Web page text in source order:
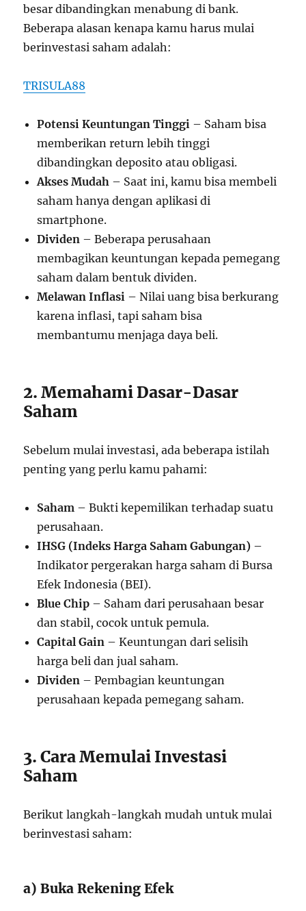
besar dibandingkan menabung di bank.
Beberapa alasan kenapa kamu harus mulai
berinvestasi saham adalah:
TRISULA88
Potensi Keuntungan Tinggi – Saham bisa
memberikan return lebih tinggi
dibandingkan deposito atau obligasi.
Akses Mudah – Saat ini, kamu bisa membeli
saham hanya dengan aplikasi di
smartphone.
Dividen – Beberapa perusahaan
membagikan keuntungan kepada pemegang
saham dalam bentuk dividen.
Melawan Inflasi – Nilai uang bisa berkurang
karena inflasi, tapi saham bisa
membantumu menjaga daya beli.
2. Memahami Dasar-Dasar
Saham
Sebelum mulai investasi, ada beberapa istilah
penting yang perlu kamu pahami:
Saham – Bukti kepemilikan terhadap suatu
perusahaan.
IHSG (Indeks Harga Saham Gabungan) –
Indikator pergerakan harga saham di Bursa
Efek Indonesia (BEI).
Blue Chip – Saham dari perusahaan besar
dan stabil, cocok untuk pemula.
Capital Gain – Keuntungan dari selisih
harga beli dan jual saham.
Dividen – Pembagian keuntungan
perusahaan kepada pemegang saham.
3. Cara Memulai Investasi
Saham
Berikut langkah-langkah mudah untuk mulai
berinvestasi saham:
a) Buka Rekening Efek